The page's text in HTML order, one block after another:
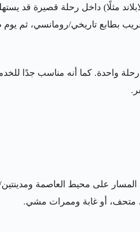
مثلًا) داخل رحلة قصيرة قد
بطابع تاريخي/رومانسي، ثم يوم
واحدة. كما أنه مناسب جدًا
على محيط العاصمة
متحف، أو غابة وممرات مشي.